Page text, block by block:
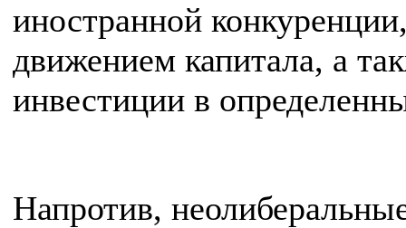
иностранной
движением капитала, а
инвестиции в
Напротив,